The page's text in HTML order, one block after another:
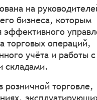
на
бизнеса, которым
торговых операций,
учёта и работы с
складами.
розничной торговле,